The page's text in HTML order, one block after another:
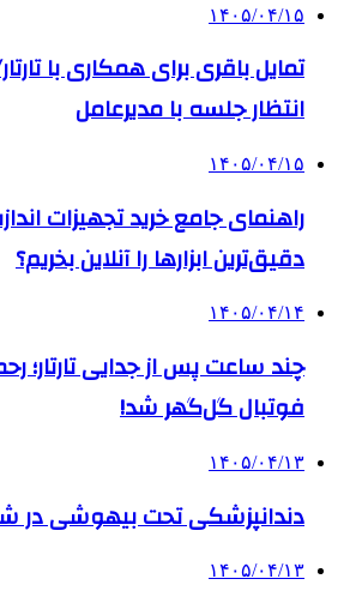
۱۴۰۵/۰۴/۱۵
تمایل باقری برای همکاری با
انتظار جلسه با مدیرعامل
۱۴۰۵/۰۴/۱۵
راهنمای جامع خرید تجهیزات
دقیق‌ترین ابزارها را آنلاین بخریم؟
۱۴۰۵/۰۴/۱۴
چند ساعت پس از جدایی تارتار؛
فوتبال گل‌گهر شد!
۱۴۰۵/۰۴/۱۳
دندانپزشکی تحت بیهوشی در
۱۴۰۵/۰۴/۱۳